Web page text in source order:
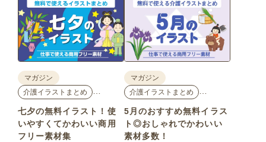
火、七夕など夏ならではのか
わいいイラストをご用意！ポ
スターやパンフレットなどで
使いやすいテイストなので、
ぜひご活用ください。
かり♪どなたでもご利用いただ
けます！ぜひご活用くださ
い。
マガジン
介護イラストまとめ
七夕の無料イラスト！使
いやすくてかわいい商用
フリー素材集
マガジン
介護イラストまとめ
5月のおすすめ無料イラス
ト◎おしゃれでかわいい
素材多数！